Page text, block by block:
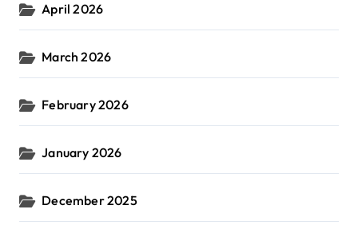
April 2026
March 2026
February 2026
January 2026
December 2025